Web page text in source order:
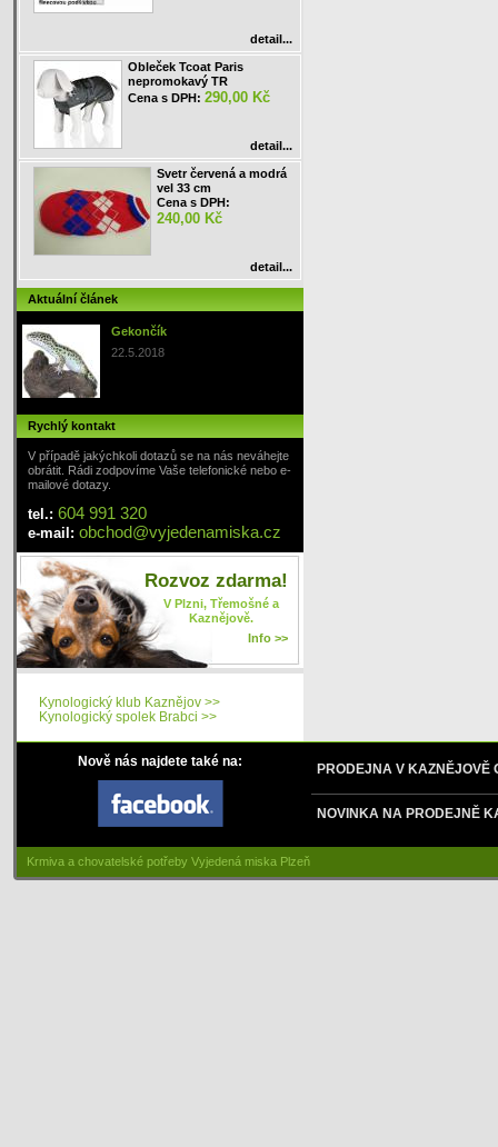
detail...
Obleček Tcoat Paris
nepromokavý TR
Cena s DPH: 290,00 Kč
detail...
Svetr červená a modrá
vel 33 cm
Cena s DPH:
240,00 Kč
detail...
Aktuální článek
Gekončík
22.5.2018
Rychlý kontakt
V případě jakýchkoli dotazů se na nás neváhejte
obrátit. Rádi zodpovíme Vaše telefonické nebo e-
mailové dotazy.
tel.: 604 991 320
e-mail: obchod@vyjedenamiska.cz
Rozvoz zdarma!
V Plzni, Třemošné a
Kaznějově.
Info >>
Kynologický klub Kaznějov >>
Kynologický spolek Brabci >>
Nově nás najdete také na: PRODEJNA V KAZNĚJOVĚ
NOVINKA NA PRODEJNĚ
Krmiva a chovatelské potřeby Vyjedená miska Plzeň